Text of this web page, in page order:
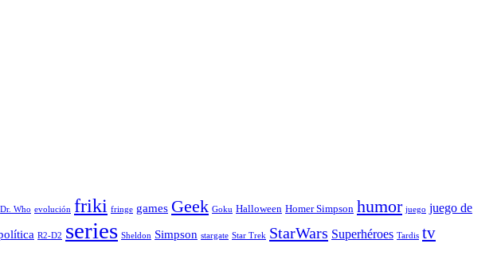
Dr. Who evolución friki fringe games Geek Goku Halloween Homer Simpson humor juego juego de
R2-D2 series Sheldon Simpson stargate Star Trek StarWars Superhéroes Tardis tv